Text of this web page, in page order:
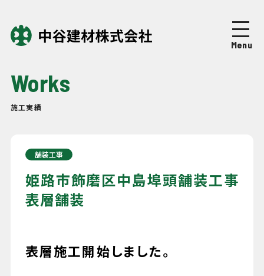
Menu
Business
Company 企業情報
News
Recruit採用情報
Works
施工実績
舗装工事
姫路市飾磨区中島埠頭舗装工事
表層舗装
表層施工開始しました。